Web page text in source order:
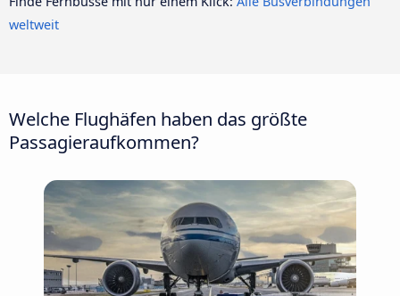
weltweit
Welche Flughäfen haben das größte
Passagieraufkommen?